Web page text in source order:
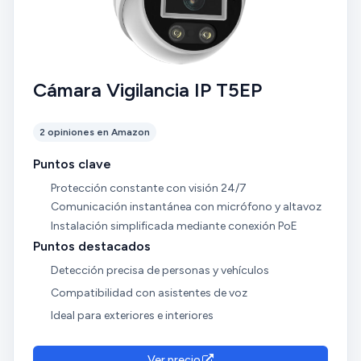
vigilancia para bebés. Puntos que mejoraría de ella o
en próximos modelos: - La calidad en visión
nocturna. Aunque se aprecia ver y diferenciar
personas.... flaquea en ese punto. En términos
generales, compra 100% recomendada.
Cámara Vigilancia IP T5EP
2 opiniones en Amazon
Puntos clave
Protección constante con visión 24/7
Comunicación instantánea con micrófono y altavoz
Instalación simplificada mediante conexión PoE
Puntos destacados
Detección precisa de personas y vehículos
Compatibilidad con asistentes de voz
Ideal para exteriores e interiores